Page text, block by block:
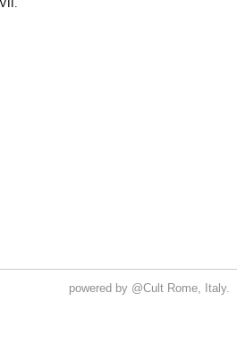
powered by @Cult Rome, Italy.